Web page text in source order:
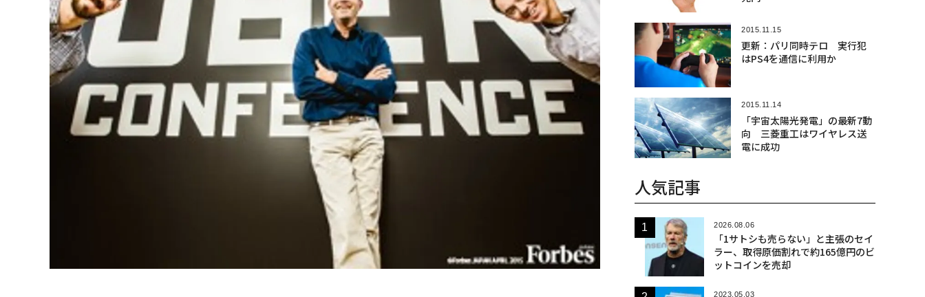
2015.11.15
更新：パリ同時テロ 実行犯
はPS4を通信に利用か
2015.11.14
「宇宙太陽光発電」の最新7動
向 三菱重工はワイヤレス送
電に成功
人気記事
2026.08.06
「1サトシも売らない」と主張のセイ
ラー、取得原価割れで約165億円のビ
ットコインを売却
2023.05.03